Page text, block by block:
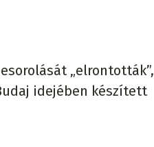
„elrontották”,
idejében készített